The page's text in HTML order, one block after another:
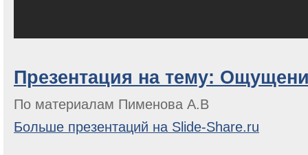
Презентация на тему:
По материалам Пименова А.В
Больше презентаций на Slide-Share.ru